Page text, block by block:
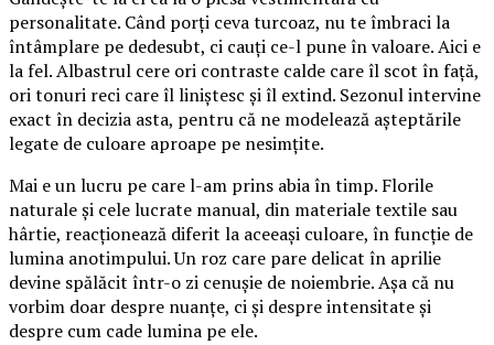
personalitate. Când porți ceva turcoaz, nu te îmbraci la
întâmplare pe dedesubt, ci cauți ce-l pune în valoare. Aici e
la fel. Albastrul cere ori contraste calde care îl scot în față,
ori tonuri reci care îl liniștesc și îl extind. Sezonul intervine
exact în decizia asta, pentru că ne modelează așteptările
legate de culoare aproape pe nesimțite.
Mai e un lucru pe care l-am prins abia în timp. Florile
naturale și cele lucrate manual, din materiale textile sau
hârtie, reacționează diferit la aceeași culoare, în funcție de
lumina anotimpului. Un roz care pare delicat în aprilie
devine spălăcit într-o zi cenușie de noiembrie. Așa că nu
vorbim doar despre nuanțe, ci și despre intensitate și
despre cum cade lumina pe ele.